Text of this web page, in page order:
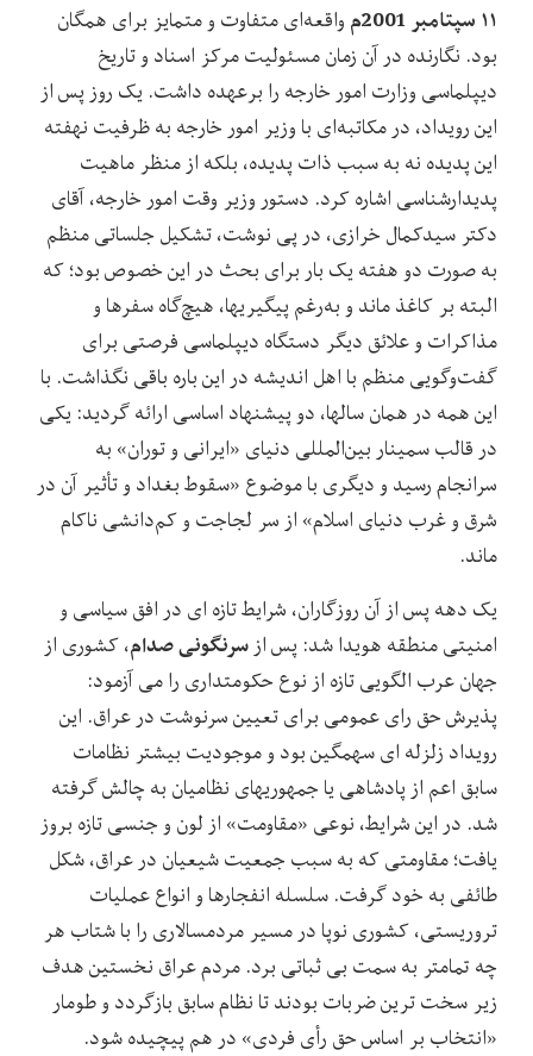
۱۱ سپتامبر 2001م
واقعه‌ای متفاوت و متمایز برای همگان
بود. نگارنده در آن زمان مسئولیت مرکز اسناد و تاریخ
دیپلماسی وزارت امور خارجه را برعهده داشت. یک روز پس از
این رویداد، در مکاتبه‌ای با وزیر امور خارجه به ظرفیت نهفته
این پدیده نه به سبب ذات پدیده، بلکه از منظر ماهیت
پدیدارشناسی اشاره کرد. دستور وزیر وقت امور خارجه، آقای
دکتر سیدکمال خرازی، در پی نوشت، تشکیل جلساتی منظم
به صورت دو هفته یک بار برای بحث در این خصوص بود؛ که
البته بر کاغذ ماند و به‌رغم پیگیری‏ها، هیچ‌گاه سفرها و
مذاکرات و علائق دیگر دستگاه دیپلماسی فرصتی برای
گفت‌وگویی منظم با اهل اندیشه در این باره باقی نگذاشت. با
این همه در همان سال‏ها، دو پیشنهاد اساسی ارائه گردید: یکی
در قالب سمینار بین‌المللی دنیای «ایرانی و توران» به
سرانجام رسید و دیگری با موضوع «سقوط بغداد و تأثیر آن در
شرق و غرب دنیای اسلام» از سر لجاجت و کم‌دانشی ناکام
ماند.
یک دهه پس از آن روزگاران، شرایط تازه ‏ای در افق سیاسی و
امنیتی منطقه هویدا شد: پس از سرنگونی صدام، کشوری از
جهان عرب الگویی تازه از نوع حکومتداری را می ‏آزمود:
پذیرش حق رای عمومی برای تعیین سرنوشت در عراق. این
رویداد زلزله ‏ای سهمگین بود و موجودیت بیشتر نظامات
سابق اعم از پادشاهی یا جمهوری‏های نظامیان به چالش گرفته
شد. در این شرایط، نوعی «مقاومت» از لون و جنسی تازه بروز
یافت؛ مقاومتی که به سبب جمعیت شیعیان در عراق، شکل
طائفی به خود گرفت. سلسله انفجارها و انواع عملیات
تروریستی، کشوری نوپا در مسیر مردم‏سالاری را با شتاب هر
چه تمام‏تر به سمت بی‏ ثباتی برد. مردم عراق نخستین هدف
زیر سخت ‏ترین ضربات بودند تا نظام سابق بازگردد و طومار
«انتخاب بر اساس حق رأی فردی» در هم پیچیده شود.